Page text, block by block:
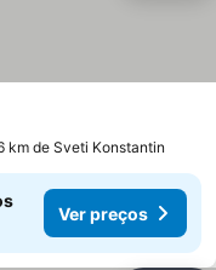
km de Sveti Konstantin
Ver preços